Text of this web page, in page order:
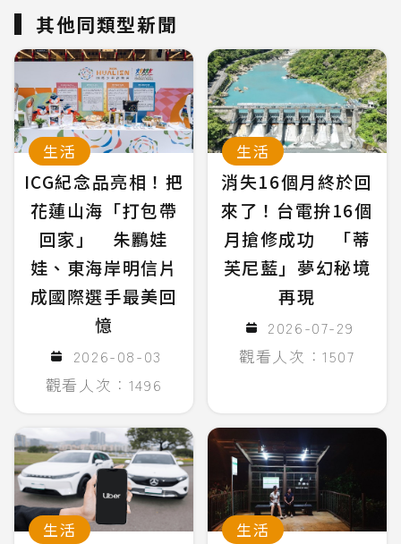
其他同類型新聞
生活
ICG紀念品亮相！把
花蓮山海「打包帶
回家」 朱鸝娃
娃、東海岸明信片
成國際選手最美回
憶
2026-08-03
觀看人次：1496
生活
消失16個月終於回
來了！台電拚16個
月搶修成功 「蒂
芙尼藍」夢幻秘境
再現
2026-07-29
觀看人次：1507
生活 生活